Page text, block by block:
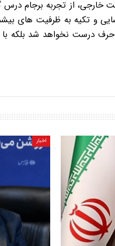
خارجی، از تجربه برجام
تکیه به ظرفیت های
درست نخواهد شد بلکه
اخبار